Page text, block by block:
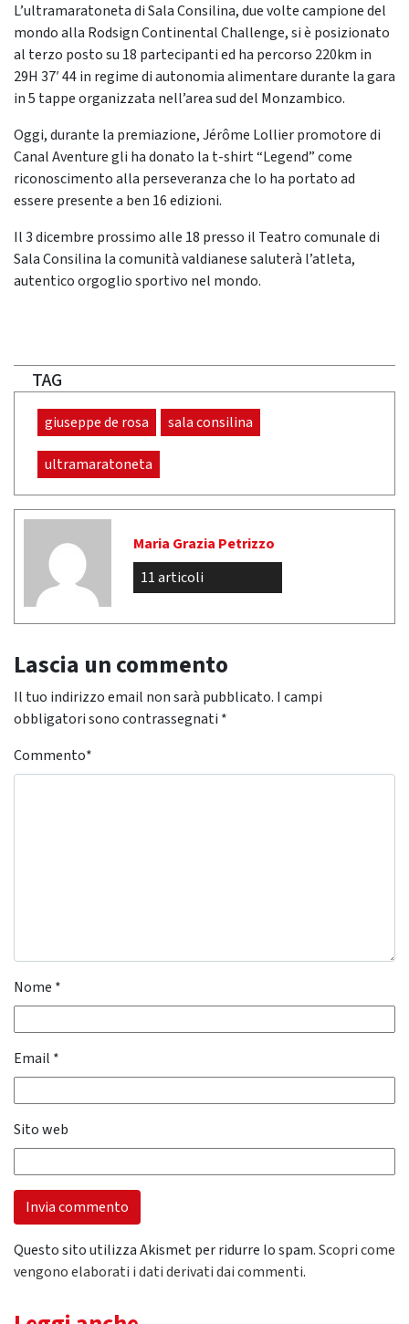
L’ultramaratoneta di Sala Consilina, due volte campione del
mondo alla Rodsign Continental Challenge, si è posizionato
al terzo posto su 18 partecipanti ed ha percorso 220km in
29H 37′ 44 in regime di autonomia alimentare durante la gara
in 5 tappe organizzata nell’area sud del Monzambico.
Oggi, durante la premiazione, Jérôme Lollier promotore di
Canal Aventure gli ha donato la t-shirt “Legend” come
riconoscimento alla perseveranza che lo ha portato ad
essere presente a ben 16 edizioni.
Il 3 dicembre prossimo alle 18 presso il Teatro comunale di
Sala Consilina la comunità valdianese saluterà l’atleta,
autentico orgoglio sportivo nel mondo.
TAG
giuseppe de rosa sala consilina
ultramaratoneta
Maria Grazia Petrizzo
11 articoli
Lascia un commento
Il tuo indirizzo email non sarà pubblicato. I campi
obbligatori sono contrassegnati *
Commento*
Nome *
Email *
Sito web
Questo sito utilizza Akismet per ridurre lo spam.Scopri come
vengono elaborati i dati derivati dai commenti.